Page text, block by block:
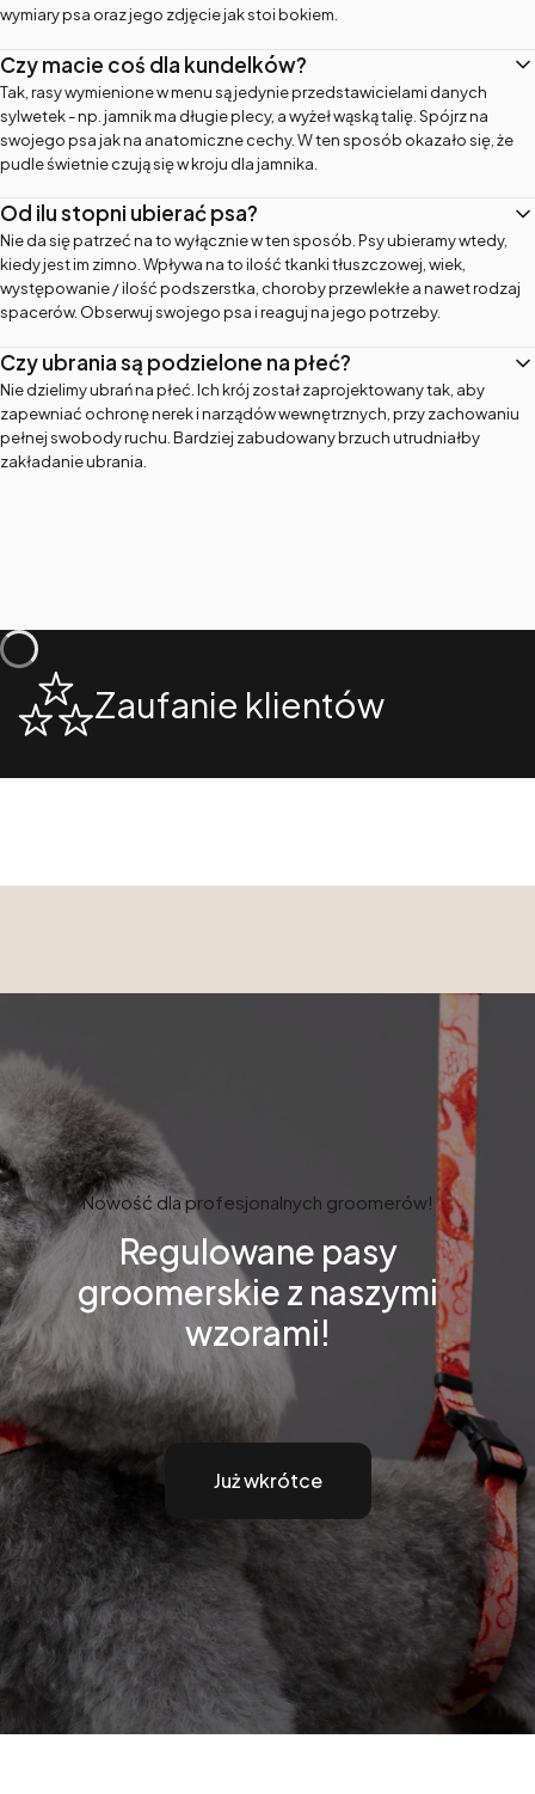
wymiary psa oraz jego zdjęcie jak stoi bokiem.
Czy macie coś dla kundelków?
Tak, rasy wymienione w menu są jedynie przedstawicielami danych
sylwetek - np. jamnik ma długie plecy, a wyżeł wąską talię. Spójrz na
swojego psa jak na anatomiczne cechy. W ten sposób okazało się, że
pudle świetnie czują się w kroju dla jamnika.
Od ilu stopni ubierać psa?
Nie da się patrzeć na to wyłącznie w ten sposób. Psy ubieramy wtedy,
kiedy jest im zimno. Wpływa na to ilość tkanki tłuszczowej, wiek,
występowanie / ilość podszerstka, choroby przewlekłe a nawet rodzaj
spacerów. Obserwuj swojego psa i reaguj na jego potrzeby.
Czy ubrania są podzielone na płeć?
Nie dzielimy ubrań na płeć. Ich krój został zaprojektowany tak, aby
zapewniać ochronę nerek i narządów wewnętrznych, przy zachowaniu
pełnej swobody ruchu. Bardziej zabudowany brzuch utrudniałby
zakładanie ubrania.
Zaufanie klientów
Nowość dla profesjonalnych groomerów!
Regulowane pasy
groomerskie z naszymi
wzorami!
Już wkrótce